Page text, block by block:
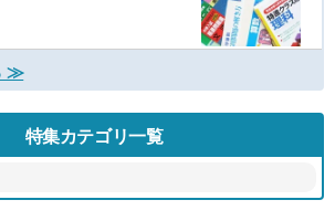
≫
特集カテゴリ一覧